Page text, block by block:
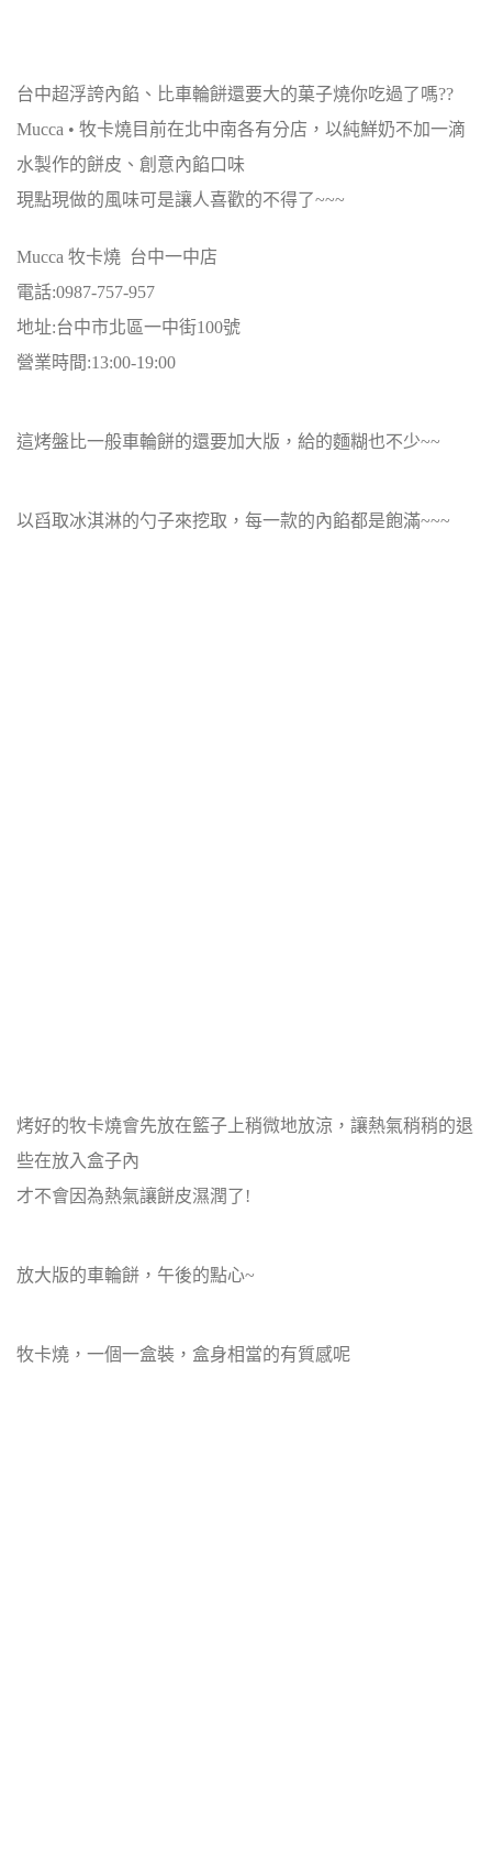
台中超浮誇內餡、比車輪餅還要大的菓子燒你吃過了嗎??
Mucca • 牧卡燒目前在北中南各有分店，以純鮮奶不加一滴
水製作的餅皮、創意內餡口味
現點現做的風味可是讓人喜歡的不得了~~~
Mucca 牧卡燒 台中一中店
電話:0987-757-957
地址:台中市北區一中街100號
營業時間:13:00-19:00
這烤盤比一般車輪餅的還要加大版，給的麵糊也不少~~
以舀取冰淇淋的勺子來挖取，每一款的內餡都是飽滿~~~
烤好的牧卡燒會先放在籃子上稍微地放涼，讓熱氣稍稍的退
些在放入盒子內
才不會因為熱氣讓餅皮濕潤了!
放大版的車輪餅，午後的點心~
牧卡燒，一個一盒裝，盒身相當的有質感呢